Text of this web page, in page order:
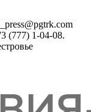
(777) 1-04-08.